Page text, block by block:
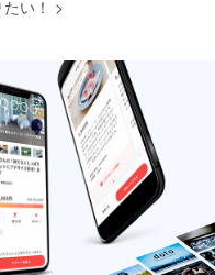
い！ >